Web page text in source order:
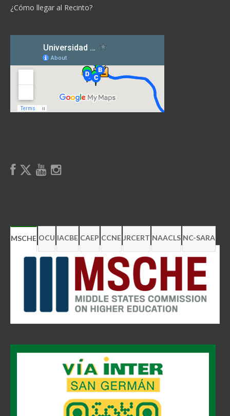
¿Cómo llegar al Recinto?
MSCHE OCU IACBE CAEP CCNE JRCERT NAACLS NC-SARA